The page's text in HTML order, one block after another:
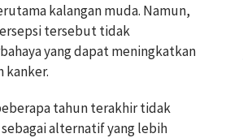
kalangan muda. Namun,
tersebut tidak
yang dapat meningkatkan
kanker.
tahun terakhir tidak
alternatif yang lebih